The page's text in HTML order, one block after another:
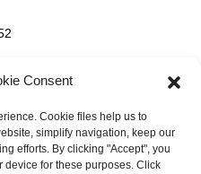
Consent
Cookie files help us to
simplify navigation, keep our
efforts. By clicking "Accept", you
device for these purposes. Click